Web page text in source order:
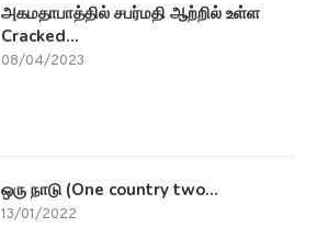
அகமதாபாத்தில் சபர்மதி ஆற்றில் உள்ள
Cracked...
08/04/2023
ஒரு நாடு (One country two...
13/01/2022